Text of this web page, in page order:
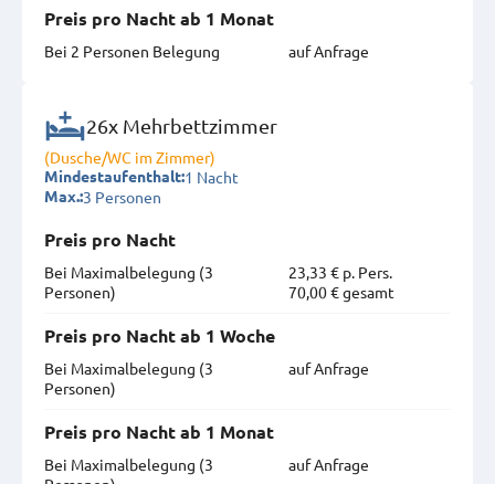
Preis pro Nacht ab 1 Monat
Bei 2 Personen Belegung
auf Anfrage
26x Mehrbettzimmer
(Dusche/WC im Zimmer)
Mindestaufenthalt:1 Nacht
Max.:3 Personen
Preis pro Nacht
Bei Maximal­belegung (3
Personen)
23,33 € p. Pers.
70,00 € gesamt
Preis pro Nacht ab 1 Woche
Bei Maximal­belegung (3
Personen)
auf Anfrage
Preis pro Nacht ab 1 Monat
Bei Maximal­belegung (3
auf Anfrage